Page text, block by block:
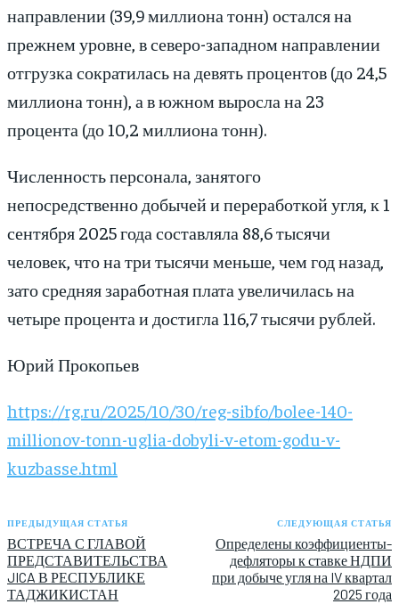
направлении (39,9 миллиона тонн) остался на
прежнем уровне, в северо-западном направлении
отгрузка сократилась на девять процентов (до 24,5
миллиона тонн), а в южном выросла на 23
процента (до 10,2 миллиона тонн).
Численность персонала, занятого
непосредственно добычей и переработкой угля, к 1
сентября 2025 года составляла 88,6 тысячи
человек, что на три тысячи меньше, чем год назад,
зато средняя заработная плата увеличилась на
четыре процента и достигла 116,7 тысячи рублей.
Юрий Прокопьев
https://rg.ru/2025/10/30/reg-sibfo/bolee-140-
millionov-tonn-uglia-dobyli-v-etom-godu-v-
kuzbasse.html
ПРЕДЫДУЩАЯ СТАТЬЯ
ВСТРЕЧА С ГЛАВОЙ
ПРЕДСТАВИТЕЛЬСТВА
JICA В РЕСПУБЛИКЕ
ТАДЖИКИСТАН
СЛЕДУЮЩАЯ СТАТЬЯ
Определены коэффициенты-
дефляторы к ставке НДПИ
при добыче угля на IV квартал
2025 года